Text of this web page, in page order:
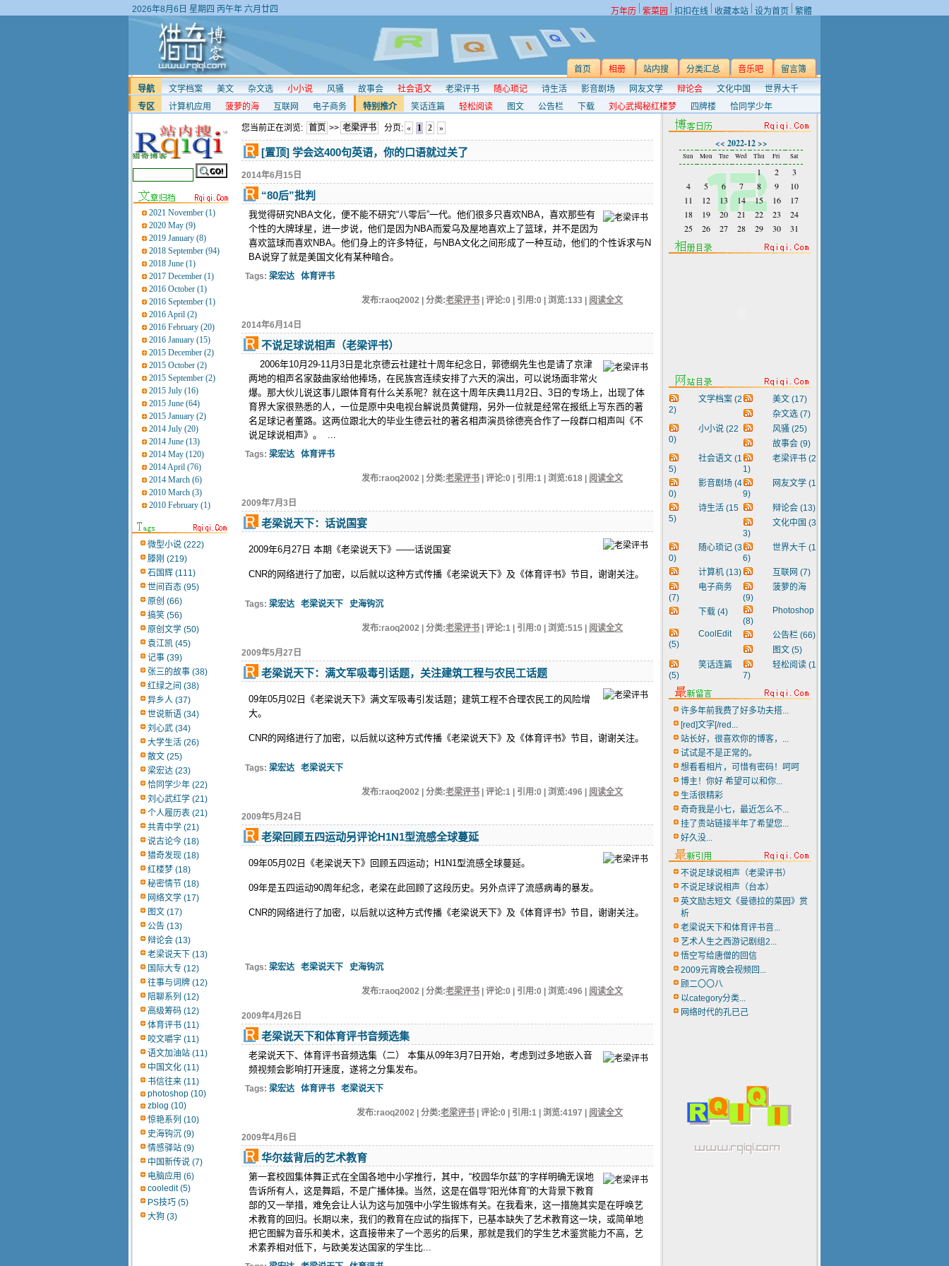
2026年8月6日 星期四 丙午年 六月廿四 万年历 紫菜园 扣扣在线 收藏本站 设为首页 繁體
留言簿
音乐吧
分类汇总
站内搜
相册
首页
导航
文学档案 美文 杂文选 小小说 风骚 故事会 社会语文 老梁评书 随心琐记 诗生活 影音剧场 网友文学 辩论会 文化中国
世界大千
专区
计算机应用 菠萝的海 互联网 电子商务 特别推介 笑话连篇 轻松阅读 图文 公告栏 下载 刘心武揭秘红楼梦 四牌楼 恰同学少年
2021 November (1)
2020 May (9)
2019 January (8)
2018 September (94)
2018 June (1)
2017 December (1)
2016 October (1)
2016 September (1)
2016 April (2)
2016 February (20)
2016 January (15)
2015 December (2)
2015 October (2)
2015 September (2)
2015 July (16)
2015 June (64)
2015 January (2)
2014 July (20)
2014 June (13)
2014 May (120)
2014 April (76)
2014 March (6)
2010 March (3)
2010 February (1)
微型小说 (222)
滕刚 (219)
石国辉 (111)
世间百态 (95)
原创 (66)
搞笑 (56)
原创文学 (50)
袁江凯 (45)
记事 (39)
张三的故事 (38)
红绿之间 (38)
异乡人 (37)
世说新语 (34)
刘心武 (34)
大学生活 (26)
散文 (25)
梁宏达 (23)
恰同学少年 (22)
刘心武红学 (21)
个人履历表 (21)
共青中学 (21)
说古论今 (18)
猎奇发现 (18)
红楼梦 (18)
秘密情节 (18)
网络文学 (17)
图文 (17)
公告 (13)
辩论会 (13)
老梁说天下 (13)
国际大专 (12)
往事与词牌 (12)
陪聊系列 (12)
高级筹码 (12)
体育评书 (11)
咬文嚼字 (11)
语文加油站 (11)
中国文化 (11)
书信往来 (11)
photoshop (10)
zblog (10)
惊艳系列 (10)
史海钩沉 (9)
情感驿站 (9)
中国新传说 (7)
电脑应用 (6)
cooledit (5)
PS技巧 (5)
大狗 (3)
您当前正在浏览: 首页 >> 老梁评书 分页: « 1 2 »
[置顶] 学会这400句英语，你的口语就过关了
2014年6月15日
“80后”批判
我觉得研究NBA文化，便不能不研究“八零后”一代。他们很多只喜欢NBA，喜欢那些有
个性的大牌球星，进一步说，他们是因为NBA而爱乌及屋地喜欢上了篮球，并不是因为
喜欢篮球而喜欢NBA。他们身上的许多特征，与NBA文化之间形成了一种互动，他们的个性诉求与N
BA说穿了就是美国文化有某种暗合。
Tags: 梁宏达 体育评书
发布:raoq2002 | 分类:老梁评书 | 评论:0 | 引用:0 | 浏览:133 阅读全文
2014年6月14日
不说足球说相声（老梁评书）
2006年10月29-11月3日是北京德云社建社十周年纪念日，郭德纲先生也是请了京津
两地的相声名家鼓曲家给他捧场，在民族宫连续安排了六天的演出，可以说场面非常火
爆。那大伙儿说这事儿跟体育有什么关系呢？就在这十周年庆典11月2日、3日的专场上，出现了体
育界大家很熟悉的人，一位是原中央电视台解说员黄健翔，另外一位就是经常在报纸上写东西的著
名足球记者董路。这两位跟北大的毕业生德云社的著名相声演员徐德亮合作了一段群口相声叫《不
说足球说相声》。 ...
Tags: 梁宏达 体育评书
发布:raoq2002 | 分类:老梁评书 | 评论:0 | 引用:1 | 浏览:618 阅读全文
2009年7月3日
老梁说天下：话说国宴
2009年6月27日 本期《老梁说天下》——话说国宴
CNR的网络进行了加密，以后就以这种方式传播《老梁说天下》及《体育评书》节目，谢谢关注。
Tags: 梁宏达 老梁说天下 史海钩沉
发布:raoq2002 | 分类:老梁评书 | 评论:1 | 引用:0 | 浏览:515 阅读全文
2009年5月27日
老梁说天下：满文军吸毒引话题，关注建筑工程与农民工话题
09年05月02日《老梁说天下》满文军吸毒引发话题；建筑工程不合理农民工的风险增
大。
CNR的网络进行了加密，以后就以这种方式传播《老梁说天下》及《体育评书》节目，谢谢关注。
Tags: 梁宏达 老梁说天下
发布:raoq2002 | 分类:老梁评书 | 评论:1 | 引用:0 | 浏览:496 阅读全文
2009年5月24日
老梁回顾五四运动另评论H1N1型流感全球蔓延
09年05月02日《老梁说天下》回顾五四运动；H1N1型流感全球蔓延。
09年是五四运动90周年纪念，老梁在此回顾了这段历史。另外点评了流感病毒的暴发。
CNR的网络进行了加密，以后就以这种方式传播《老梁说天下》及《体育评书》节目，谢谢关注。
Tags: 梁宏达 老梁说天下 史海钩沉
发布:raoq2002 | 分类:老梁评书 | 评论:0 | 引用:0 | 浏览:496 阅读全文
2009年4月26日
老梁说天下和体育评书音频选集
老梁说天下、体育评书音频选集（二） 本集从09年3月7日开始，考虑到过多地嵌入音
频视频会影响打开速度，遂将之分集发布。
Tags: 梁宏达 体育评书 老梁说天下
发布:raoq2002 | 分类:老梁评书 | 评论:0 | 引用:1 | 浏览:4197 阅读全文
2009年4月6日
华尔兹背后的艺术教育
第一套校园集体舞正式在全国各地中小学推行，其中，“校园华尔兹”的字样明确无误地
告诉所有人，这是舞蹈，不是广播体操。当然，这是在倡导“阳光体育”的大背景下教育
部的又一举措，难免会让人认为这与加强中小学生锻炼有关。在我看来，这一措施其实是在呼唤艺
术教育的回归。长期以来，我们的教育在应试的指挥下，已基本缺失了艺术教育这一块，或简单地
把它图解为音乐和美术，这直接带来了一个恶劣的后果，那就是我们的学生艺术鉴赏能力不高，艺
术素养相对低下，与欧美发达国家的学生比...
<< 2022-12 >>
Sun Mon Tue Wed Thu Fri Sat
1 2
3
4
5 6 7 8 9
10
11
12 13 14 15 16
17
18
19 20 21 22 23
24
25
26 27 28 29 30 31
文学档案 (2
2)
美文 (17)
杂文选 (7)
小小说 (22
0)
风骚 (25)
故事会 (9)
社会语文 (1
5)
老梁评书 (2
1)
影音剧场 (4
0)
网友文学 (1
9)
诗生活 (15
5)
辩论会 (13)
文化中国 (3
3)
随心琐记 (3
0)
世界大千 (1
6)
计算机 (13) 互联网 (7)
电子商务
(7)
菠萝的海
(9)
下载 (4)
Photoshop
(8)
CoolEdit
(5)
公告栏 (66)
图文 (5)
笑话连篇
(5)
轻松阅读 (1
7)
许多年前我费了好多功夫搭...
[red]文字[/red...
站长好，很喜欢你的博客，...
试试是不是正常的。
想看看相片，可惜有密码！呵呵
博主！你好 希望可以和你...
生活很精彩
奇奇我是小七，最近怎么不...
挂了贵站链接半年了希望您...
好久没...
不说足球说相声（老梁评书）
不说足球说相声（台本）
英文励志短文《曼德拉的菜园》赏
析
老梁说天下和体育评书音...
艺术人生之西游记剧组2...
悟空写给唐僧的回信
2009元宵晚会视频回...
顾二〇〇八
以category分类...
网络时代的孔已己